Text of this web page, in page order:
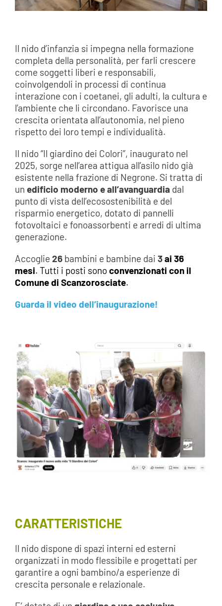
Il nido d’infanzia si impegna nella formazione
completa della personalità, per farli crescere
come soggetti liberi e responsabili,
coinvolgendoli in processi di continua
interazione con i coetanei, gli adulti, la cultura e
l’ambiente che li circondano. Favorisce una
crescita orientata all’autonomia, nel pieno
rispetto dei loro tempi e individualità.
Il nido “Il giardino dei Colori”, inaugurato nel
2025, sorge nell’area attigua all’asilo nido già
esistente nella frazione di Negrone. Si tratta di
un edificio moderno e all’avanguardiadal
punto di vista dell’ecosostenibilità e del
risparmio energetico, dotato di pannelli
fotovoltaici e fonoassorbenti e arredi di ultima
generazione.
Accoglie 26bambini e bambine dai 3ai 36
mesi. Tutti i posti sonoconvenzionati con il
Comune di Scanzorosciate.
Guarda il video dell’inaugurazione!
CARATTERISTICHE
Il nido dispone di spazi interni ed esterni
organizzati in modo flessibile e progettati per
garantire a ogni bambino/a esperienze di
crescita personale e relazionale.